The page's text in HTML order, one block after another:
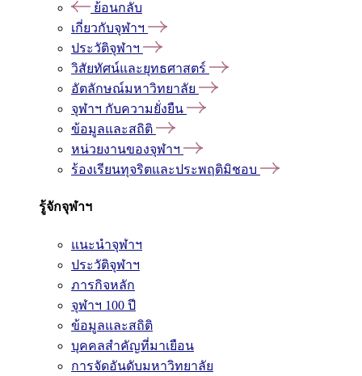
ย้อนกลับ
เกี่ยวกับจุฬาฯ
ประวัติจุฬาฯ
วิสัยทัศน์และยุทธศาสตร์
อัตลักษณ์มหาวิทยาลัย
จุฬาฯ กับความยั่งยืน
ข้อมูลและสถิติ
หน่วยงานของจุฬาฯ
ร้องเรียนทุจริตและประพฤติมิชอบ
รู้จักจุฬาฯ
แนะนำจุฬาฯ
ประวัติจุฬาฯ
ภารกิจหลัก
จุฬาฯ 100 ปี
ข้อมูลและสถิติ
บุคคลสำคัญที่มาเยือน
การจัดอันดับมหาวิทยาลัย